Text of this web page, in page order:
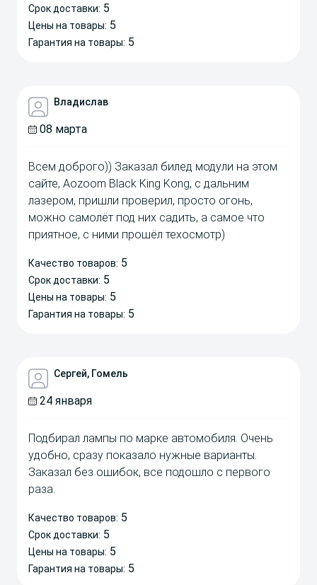
Срок доставки: 5
Цены на товары: 5
Гарантия на товары: 5
Владислав
08 марта
Всем доброго)) Заказал билед модули на этом
сайте, Aozoom Black King Kong, с дальним
лазером, пришли проверил, просто огонь,
можно самолёт под них садить, а самое что
приятное, с ними прошёл техосмотр)
Качество товаров: 5
Срок доставки: 5
Цены на товары: 5
Гарантия на товары: 5
Сергей, Гомель
24 января
Подбирал лампы по марке автомобиля. Очень
удобно, сразу показало нужные варианты.
Заказал без ошибок, все подошло с первого
раза.
Качество товаров: 5
Срок доставки: 5
Цены на товары: 5
Гарантия на товары: 5